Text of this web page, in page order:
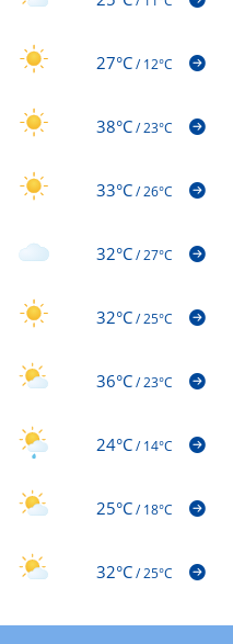
27°C/12°C
38°C/23°C
33°C/26°C
32°C/27°C
32°C/25°C
36°C/23°C
24°C/14°C
25°C/18°C
32°C/25°C